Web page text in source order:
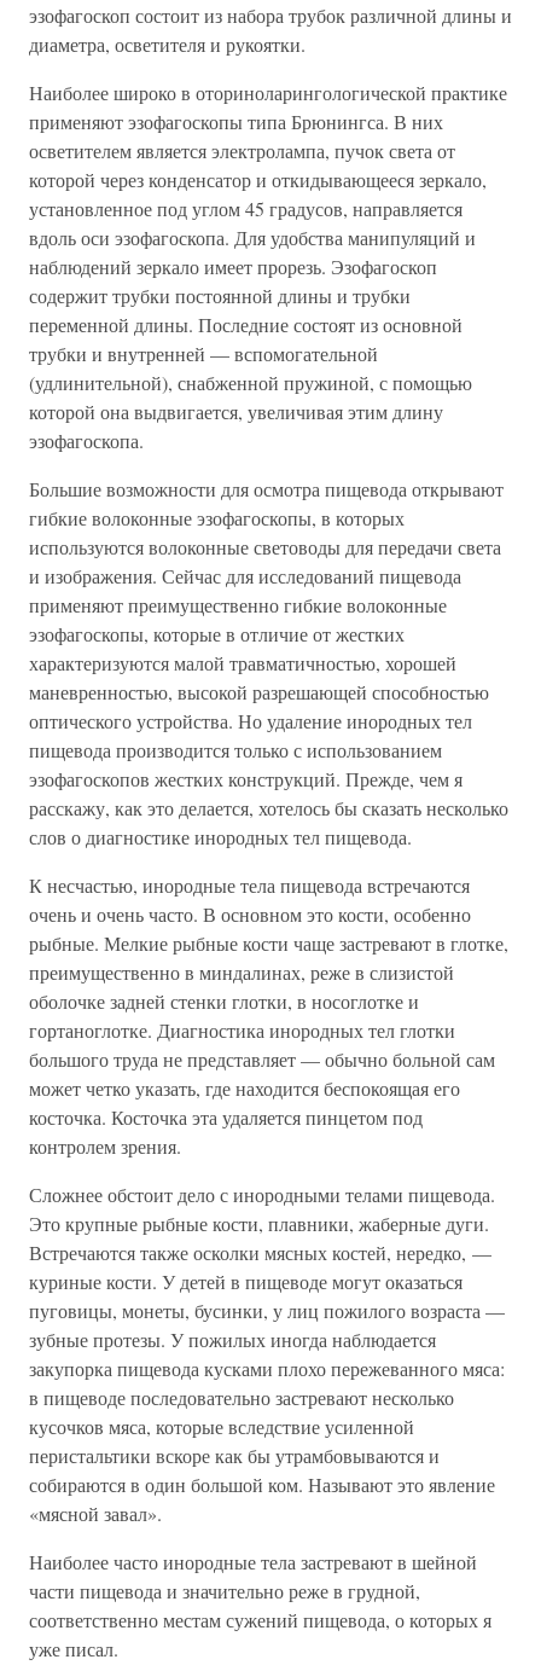
эзофагоскоп состоит из набора трубок различной длины и
диаметра, осветителя и рукоятки.
Наиболее широко в оториноларингологической практике
применяют эзофагоскопы типа Брюнингса. В них
осветителем является электролампа, пучок света от
которой через конденсатор и откидывающееся зеркало,
установленное под углом 45 градусов, направляется
вдоль оси эзофагоскопа. Для удобства манипуляций и
наблюдений зеркало имеет прорезь. Эзофагоскоп
содержит трубки постоянной длины и трубки
переменной длины. Последние состоят из основной
трубки и внутренней — вспомогательной
(удлинительной), снабженной пружиной, с помощью
которой она выдвигается, увеличивая этим длину
эзофагоскопа.
Большие возможности для осмотра пищевода открывают
гибкие волоконные эзофагоскопы, в которых
используются волоконные световоды для передачи света
и изображения. Сейчас для исследований пищевода
применяют преимущественно гибкие волоконные
эзофагоскопы, которые в отличие от жестких
характеризуются малой травматичностью, хорошей
маневренностью, высокой разрешающей способностью
оптического устройства. Но удаление инородных тел
пищевода производится только с использованием
эзофагоскопов жестких конструкций. Прежде, чем я
расскажу, как это делается, хотелось бы сказать несколько
слов о диагностике инородных тел пищевода.
К несчастью, инородные тела пищевода встречаются
очень и очень часто. В основном это кости, особенно
рыбные. Мелкие рыбные кости чаще застревают в глотке,
преимущественно в миндалинах, реже в слизистой
оболочке задней стенки глотки, в носоглотке и
гортаноглотке. Диагностика инородных тел глотки
большого труда не представляет — обычно больной сам
может четко указать, где находится беспокоящая его
косточка. Косточка эта удаляется пинцетом под
контролем зрения.
Сложнее обстоит дело с инородными телами пищевода.
Это крупные рыбные кости, плавники, жаберные дуги.
Встречаются также осколки мясных костей, нередко, —
куриные кости. У детей в пищеводе могут оказаться
пуговицы, монеты, бусинки, у лиц пожилого возраста —
зубные протезы. У пожилых иногда наблюдается
закупорка пищевода кусками плохо пережеванного мяса:
в пищеводе последовательно застревают несколько
кусочков мяса, которые вследствие усиленной
перистальтики вскоре как бы утрамбовываются и
собираются в один большой ком. Называют это явление
«мясной завал».
Наиболее часто инородные тела застревают в шейной
части пищевода и значительно реже в грудной,
соответственно местам сужений пищевода, о которых я
уже писал.